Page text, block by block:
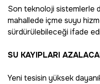
Son teknoloji sistemlerle
mahallede içme suyu
sürdürülebileceği ifade
SU KAYIPLARI
Yeni tesisin yüksek